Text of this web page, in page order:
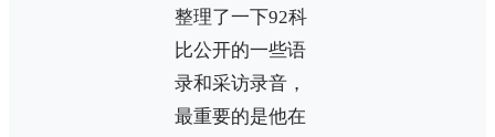
整理了一下92科
比公开的一些语
录和采访录音，
最重要的是他在